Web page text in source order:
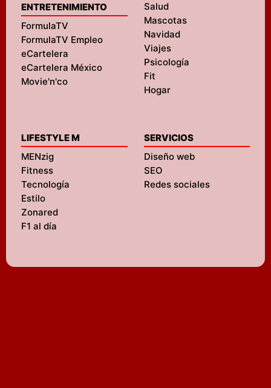
ENTRETENIMIENTO
FormulaTV
FormulaTV Empleo
eCartelera
eCartelera México
Movie'n'co
Salud
Mascotas
Navidad
Viajes
Psicología
Fit
Hogar
LIFESTYLE M
MENzig
Fitness
Tecnología
Estilo
Zonared
F1 al día
SERVICIOS
Diseño web
SEO
Redes sociales